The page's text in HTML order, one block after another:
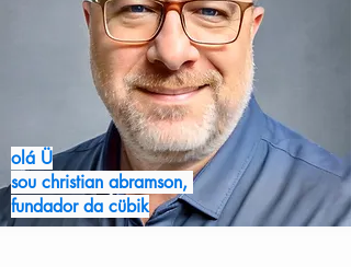
olá Ü
sou christian abramson,
fundador da cübik